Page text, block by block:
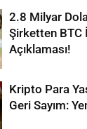
2.8 Milyar
Şirketten BTC
Açıklaması!
Kripto Para
Geri Sayım: